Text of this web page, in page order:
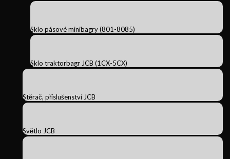
Sklo pásové minibagry (801-8085)
Sklo traktorbagr JCB (1CX-5CX)
Stěrač, příslušenství JCB
Světlo JCB